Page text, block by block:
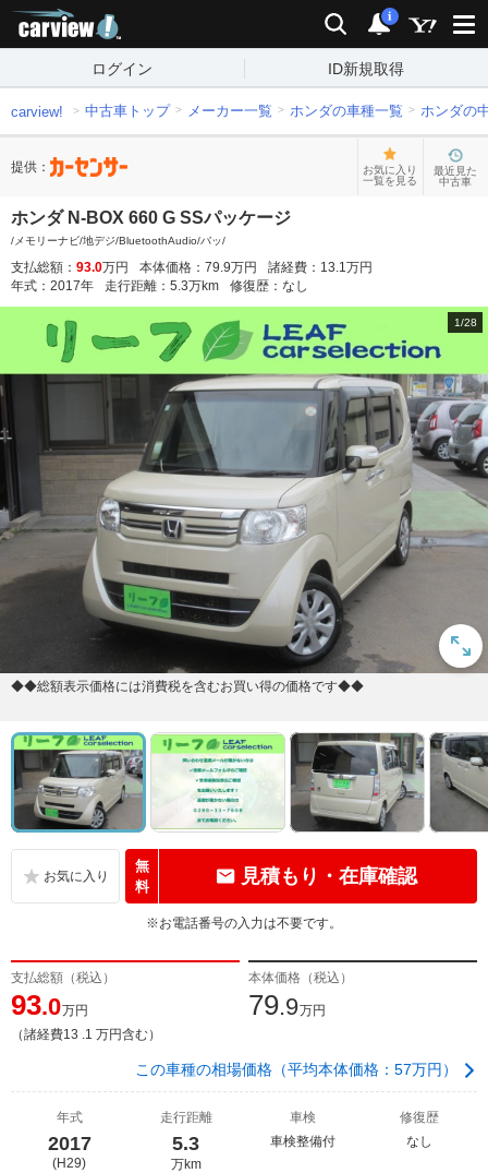
検索 通知
i
ログイン ID新規取得
carview! 中古車トップ メーカー一覧 ホンダの車種一覧 ホンダの
提供：
お気に入り
一覧を見る
最近見た
中古車
ホンダ N-BOX 660 G SSパッケージ
/メモリーナビ/地デジ/BluetoothAudio/バッ/
支払総額： 93.0万円 本体価格： 79.9万円 諸経費： 13.1万円
年式： 2017年 走行距離： 5.3万km 修復歴： なし
1/28
◆◆総額表示価格には消費税を含むお買い得の価格です◆◆
無
料
見積もり・在庫確認
※お電話番号の入力は不要です。
支払総額（税込）
93.0万円
（諸経費13 .1 万円含む）
本体価格（税込）
79.9万円
この車種の相場価格（平均本体価格：57万円）
年式
2017
(H29)
走行距離
5.3
万km
車検
車検整備付
修復歴
なし